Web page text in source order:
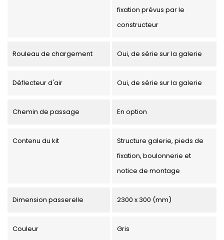
fixation prévus par le
constructeur
Rouleau de chargement Oui, de série sur la galerie
Déflecteur d'air Oui, de série sur la galerie
Chemin de passage En option
Contenu du kit
Structure galerie, pieds de
fixation, boulonnerie et
notice de montage
Dimension passerelle 2300 x 300 (mm)
Couleur Gris